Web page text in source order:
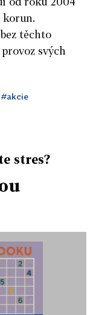
korun.
těchto
svých
#akcie
stres?